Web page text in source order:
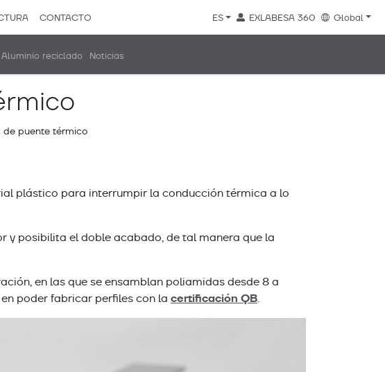
CONTACTO ES EXLABESA 360 Global
Aluminio reciclado Noticias
de puente térmico
plástico para interrumpir la conducción térmica a lo
y posibilita el doble acabado, de tal manera que la
en las que se ensamblan poliamidas desde 8 a
poder fabricar perfiles con la certificación QB.